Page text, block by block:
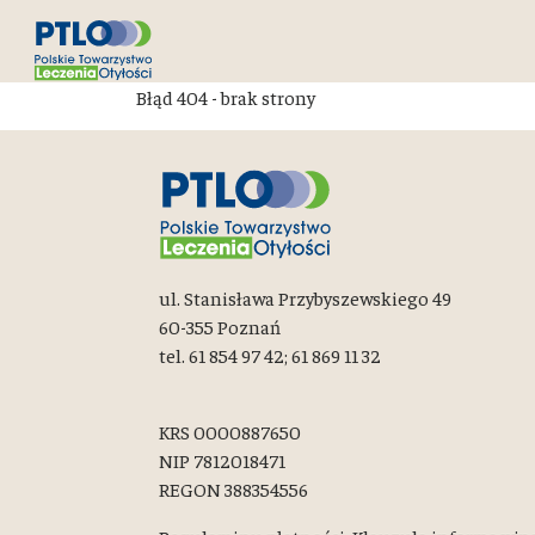
Błąd 404 - brak strony
ul. Stanisława Przybyszewskiego 49
60-355 Poznań
tel. 61 854 97 42; 61 869 11 32
KRS 0000887650
NIP 7812018471
REGON 388354556